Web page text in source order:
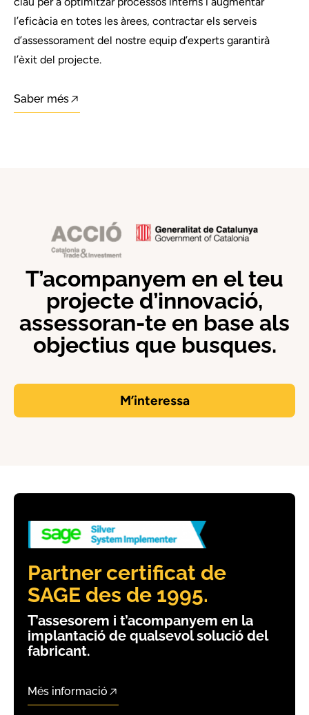
l’eficàcia en totes les àrees, contractar els serveis
d’assessorament del nostre equip d’experts garantirà
l’èxit del projecte.
Saber més
T’acompanyem en el teu
projecte d’innovació,
assessoran-te en base als
objectius que busques.
M’interessa
Partner certificat de
SAGE des de 1995.
T’assesorem i t’acompanyem en la
implantació de qualsevol solució del
fabricant.
Més informació